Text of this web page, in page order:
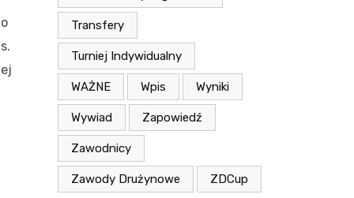
Transfery
Turniej Indywidualny
WAŻNE Wpis Wyniki
Wywiad Zapowiedź
Zawodnicy
Zawody Drużynowe ZDCup